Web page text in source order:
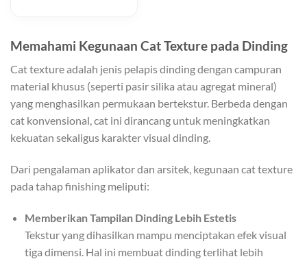
Memahami Kegunaan Cat Texture pada Dinding
Cat texture adalah jenis pelapis dinding dengan campuran
material khusus (seperti pasir silika atau agregat mineral)
yang menghasilkan permukaan bertekstur. Berbeda dengan
cat konvensional, cat ini dirancang untuk meningkatkan
kekuatan sekaligus karakter visual dinding.
Dari pengalaman aplikator dan arsitek, kegunaan cat texture
pada tahap finishing meliputi:
Memberikan Tampilan Dinding Lebih Estetis
Tekstur yang dihasilkan mampu menciptakan efek visual
tiga dimensi. Hal ini membuat dinding terlihat lebih